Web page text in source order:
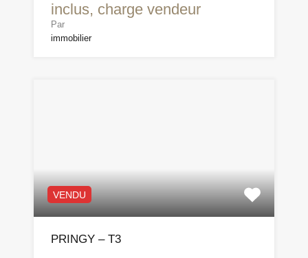
inclus, charge vendeur
Par
immobilier
VENDU
PRINGY – T3